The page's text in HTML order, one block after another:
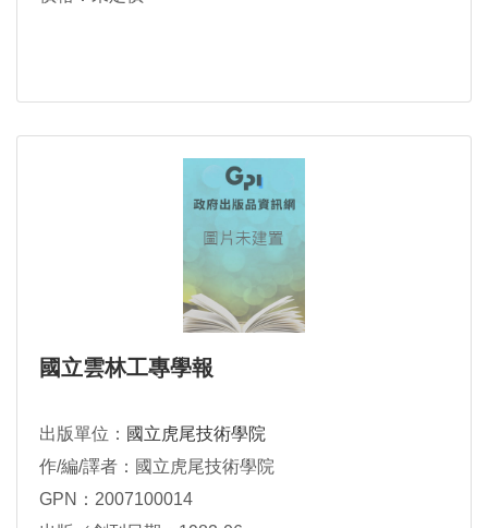
國立雲林工專學報
出版單位： 國立虎尾技術學院
作/編/譯者：國立虎尾技術學院
GPN：2007100014